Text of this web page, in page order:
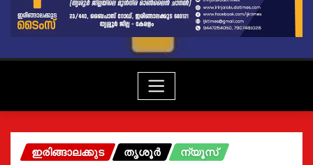
ഇരിങ്ങാലക്കുട തൃശൂർ ന്യൂസ്